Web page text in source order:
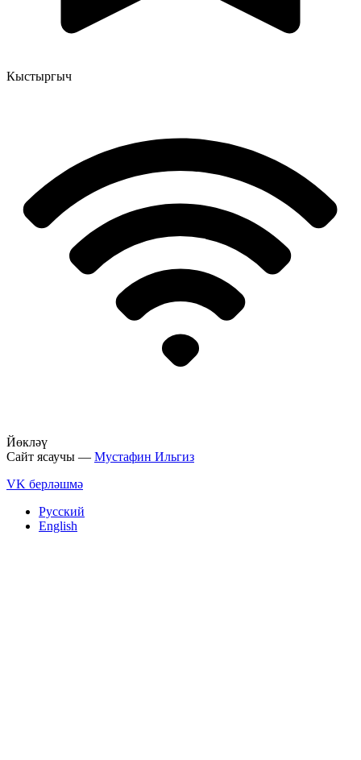
Кыстыргыч
Йөкләү
Сайт ясаучы — Мустафин Ильгиз
VK берләшмә
Русский
English